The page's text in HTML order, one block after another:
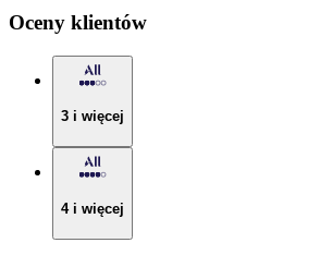
Oceny klientów
3 i więcej
4 i więcej